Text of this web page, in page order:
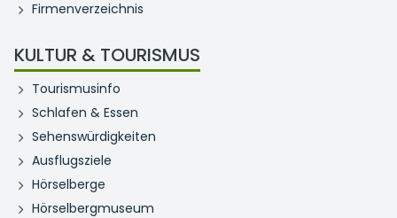
Firmenverzeichnis
KULTUR & TOURISMUS
Tourismusinfo
Schlafen & Essen
Sehenswürdigkeiten
Ausflugsziele
Hörselberge
Hörselbergmuseum